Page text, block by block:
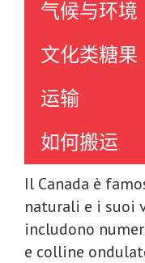
气候与环境
文化类糖果
运输
如何搬运
Il Canada è
naturali e i suoi
includono
e colline